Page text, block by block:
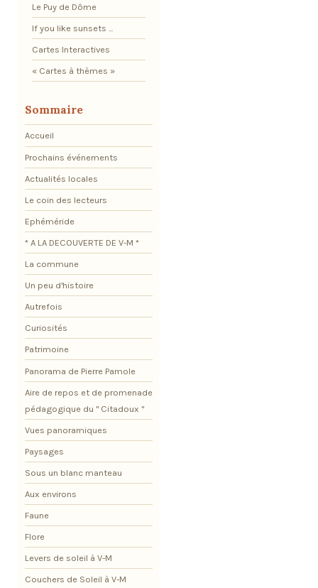
Le Puy de Dôme
If you like sunsets ...
Cartes Interactives
« Cartes à thèmes »
Sommaire
Accueil
Prochains événements
Actualités locales
Le coin des lecteurs
Ephéméride
* A LA DECOUVERTE DE V-M *
La commune
Un peu d'histoire
Autrefois
Curiosités
Patrimoine
Panorama de Pierre Pamole
Aire de repos et de promenade
pédagogique du " Citadoux "
Vues panoramiques
Paysages
Sous un blanc manteau
Aux environs
Faune
Flore
Levers de soleil à V-M
Couchers de Soleil à V-M